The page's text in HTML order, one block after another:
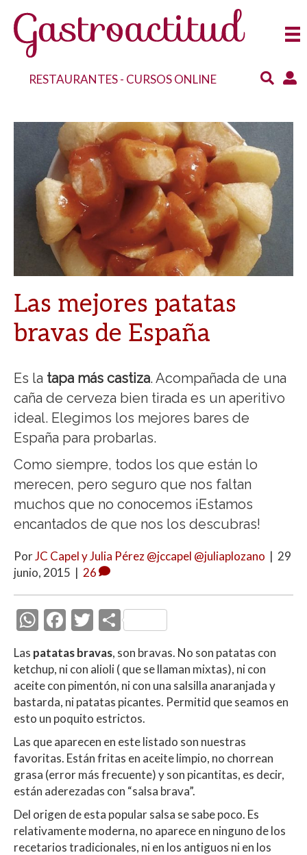
RESTAURANTES- CURSOS ONLINE
Las mejores patatas
bravas de España
Es la tapa más castiza. Acompañada de una
caña de cerveza bien tirada es un aperitivo
ideal. Elegimos los mejores bares de
España para probarlas.
Como siempre, todos los que están lo
merecen, pero seguro que nos faltan
muchos que no conocemos ¡Estamos
encantados de que nos los descubras!
PorJC Capel y Julia Pérez @jccapel @juliaplozano | 29
junio, 2015 | 26
W
h
at
s
A
p
p
F
ac
e
b
o
o
k
T
itt
er
C
m
p
ar
ti
r
Las patatas bravas, son bravas. No son patatas con
ketchup, ni con alioli ( que se llaman mixtas), ni con
aceite con pimentón, ni con una salsilla anaranjada y
bastarda, ni patatas picantes. Permitid que seamos en
esto un poquito estrictos.
Las que aparecen en este listado son nuestras
favoritas. Están fritas en aceite limpio, no chorrean
grasa (error más frecuente) y son picantitas, es decir,
están aderezadas con “salsa brava”.
Del origen de esta popular salsa se sabe poco. Es
relativamente moderna, no aparece en ninguno de los
recetarios tradicionales, ni en los antiguos ni en los